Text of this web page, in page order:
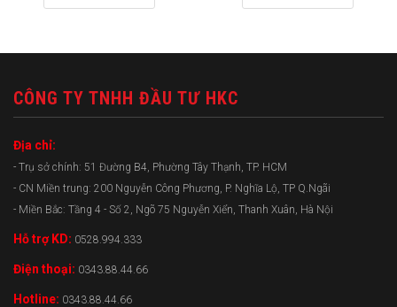
CÔNG TY TNHH ĐẦU TƯ HKC
Địa chỉ:
- Trụ sở chính: 51 Đường B4, Phường Tây Thạnh, TP. HCM
- CN Miền trung: 200 Nguyễn Công Phương, P. Nghĩa Lộ, TP Q.Ngãi
- Miền Bắc: Tầng 4 - Số 2, Ngõ 75 Nguyễn Xiển, Thanh Xuân, Hà Nội
Hỗ trợ KD: 0528.994.333
Điện thoại: 0343.88.44.66
Hotline: 0343.88.44.66